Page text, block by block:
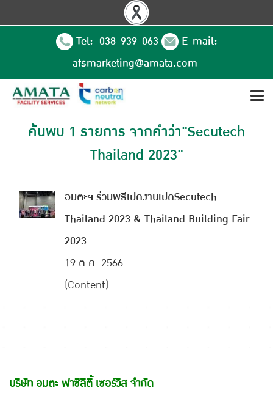
Tel: 038-939-063
E-mail:
afsmarketing@amata.com
ค้นพบ 1 รายการ จากคำว่า"Secutech
Thailand 2023"
อมตะฯ ร่วมพิธีเปิดงานเปิดSecutech
Thailand 2023 & Thailand Building Fair
2023
19 ต.ค. 2566
(Content)
บริษัท อมตะ ฟาซิลิตี้ เซอร์วิส จำกัด